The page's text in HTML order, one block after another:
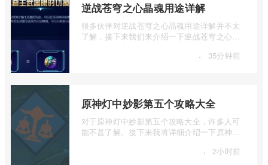
逆战苍穹之心晶魂用途详解
很多伙伴对逆战苍穹之心晶魂用途详解并不太
了解，接下来我们来介绍一下逆战苍穹之心晶
· 35分钟前
原神灯中妙影第五个攻略大全
对于原神灯中妙影第五个攻略大全，许多人可
能不甚了解。接下来我将详细介绍一下原神灯
· 2小时前